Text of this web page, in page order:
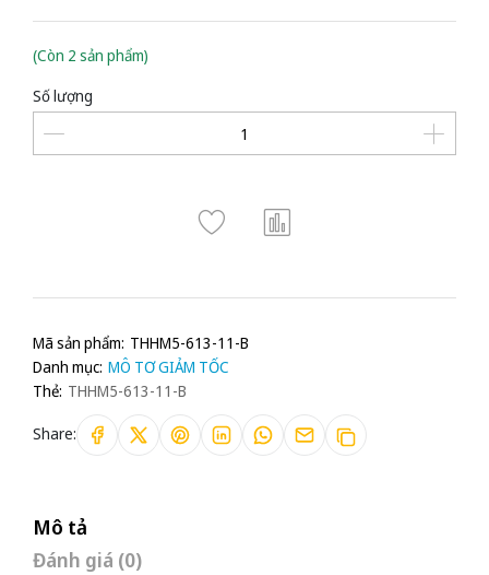
(Còn 2 sản phẩm)
Số lượng
Mã sản phẩm: THHM5-613-11-B
Danh mục: MÔ TƠ GIẢM TỐC
Thẻ: THHM5-613-11-B
Share:
Mô tả
Đánh giá (0)